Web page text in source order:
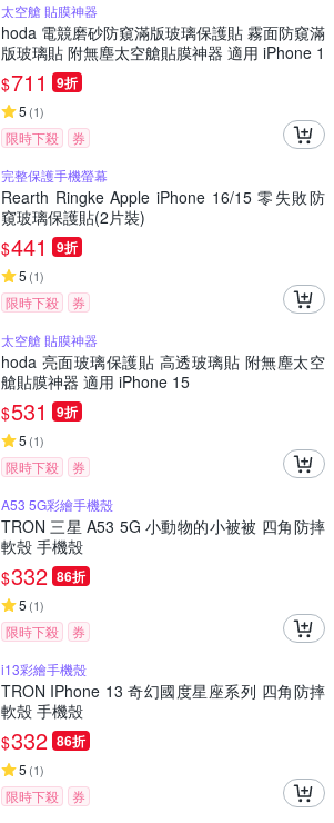
太空艙 貼膜神器
hoda 電競磨砂防窺滿版玻璃保護貼 霧面防窺滿
版玻璃貼 附無塵太空艙貼膜神器 適用 iPhone 1
5
$711 9折
5 (1)
限時下殺
券
完整保護手機螢幕
Rearth Ringke Apple iPhone 16/15 零失敗防
窺玻璃保護貼(2片裝)
$441 9折
5 (1)
限時下殺
券
太空艙 貼膜神器
hoda 亮面玻璃保護貼 高透玻璃貼 附無塵太空
艙貼膜神器 適用 iPhone 15
$531 9折
5 (1)
限時下殺
券
A53 5G彩繪手機殼
TRON 三星 A53 5G 小動物的小被被 四角防摔
軟殼 手機殼
$332 86折
5 (1)
限時下殺
券
i13彩繪手機殼
TRON IPhone 13 奇幻國度星座系列 四角防摔
軟殼 手機殼
$332 86折
5 (1)
限時下殺 券